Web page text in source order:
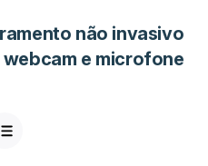
não invasivo
e microfone